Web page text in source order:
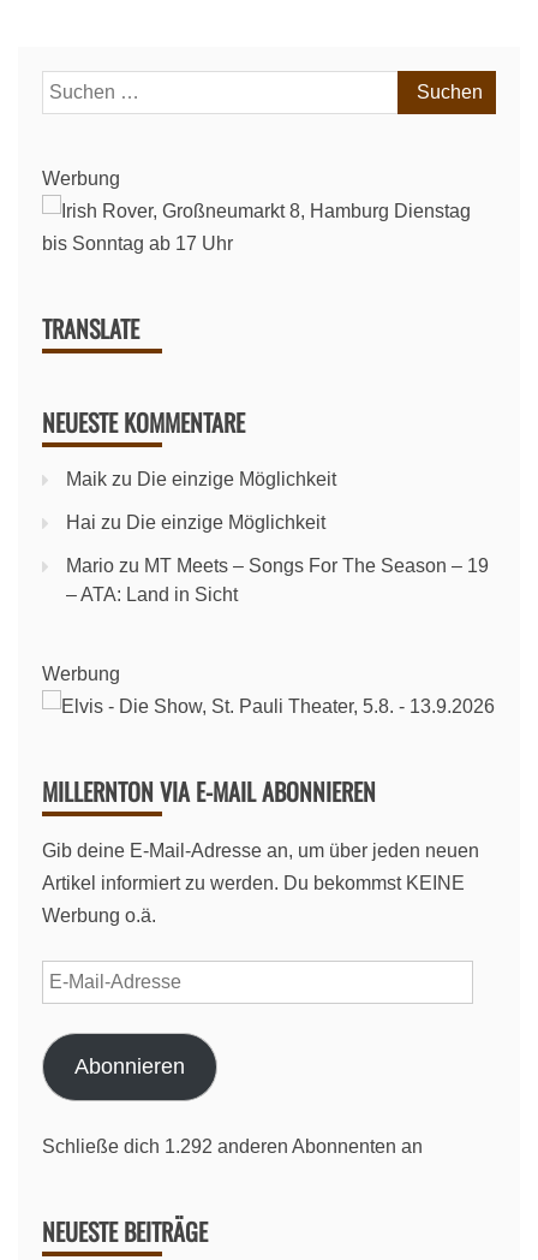
Suchen
nach:
Werbung
TRANSLATE
NEUESTE KOMMENTARE
Maik zu Die einzige Möglichkeit
Hai zu Die einzige Möglichkeit
Mario zu MT Meets – Songs For The Season – 19
– ATA: Land in Sicht
Werbung
MILLERNTON VIA E-MAIL ABONNIEREN
Gib deine E-Mail-Adresse an, um über jeden neuen
Artikel informiert zu werden. Du bekommst KEINE
Werbung o.ä.
E-
Mail-
Adresse
Abonnieren
Schließe dich 1.292 anderen Abonnenten an
NEUESTE BEITRÄGE